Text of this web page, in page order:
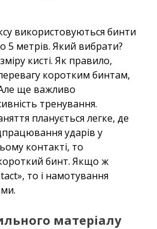
використовуються бинти
5 метрів. Який вибрати?
кисті. Як правило,
коротким бинтам,
ще важливо
тренування.
планується легке, де
ударів у
контакті, то
бинт. Якщо ж
то і намотування
матеріалу